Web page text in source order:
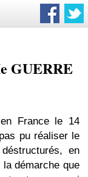
GUERRE
France le 14
pu réaliser le
en
la démarche que